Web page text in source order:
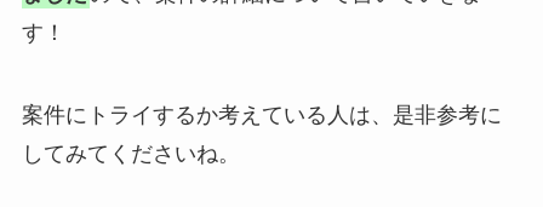
す！
案件にトライするか考えている人は、是非参考に
してみてくださいね。